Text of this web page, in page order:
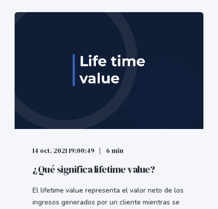
14 oct. 2021 19:00:49 6 min
¿Qué significa lifetime value?
El lifetime value representa el valor neto de los
ingresos generados por un cliente mientras se